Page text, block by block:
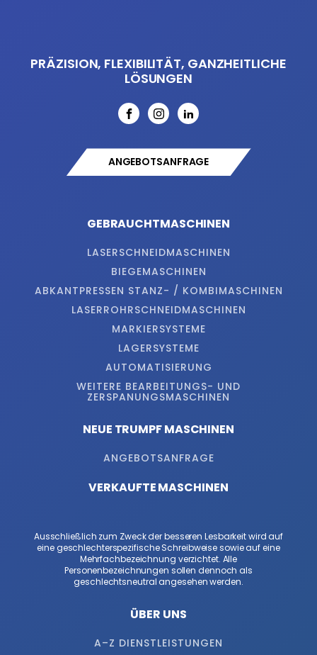
PRÄZISION, FLEXIBILITÄT, GANZHEITLICHE
LÖSUNGEN
ANGEBOTSANFRAGE
GEBRAUCHTMASCHINEN
LASERSCHNEIDMASCHINEN
BIEGEMASCHINEN
ABKANTPRESSEN STANZ- / KOMBIMASCHINEN
LASERROHRSCHNEIDMASCHINEN
MARKIERSYSTEME
LAGERSYSTEME
AUTOMATISIERUNG
WEITERE BEARBEITUNGS- UND
ZERSPANUNGSMASCHINEN
NEUE TRUMPF MASCHINEN
ANGEBOTSANFRAGE
VERKAUFTE MASCHINEN
Ausschließlich zum Zweck der besseren Lesbarkeit wird auf
eine geschlechterspezifische Schreibweise sowie auf eine
Mehrfachbezeichnung verzichtet. Alle
Personenbezeichnungen sollen dennoch als
geschlechtsneutral angesehen werden.
ÜBER UNS
A–Z DIENSTLEISTUNGEN